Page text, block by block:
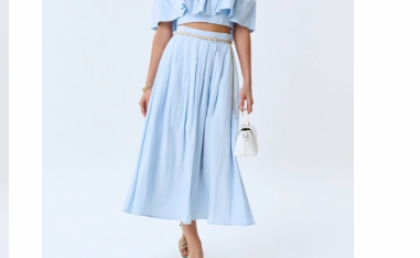
ДОБАВИТЬ В КОРЗИНУ
46 48